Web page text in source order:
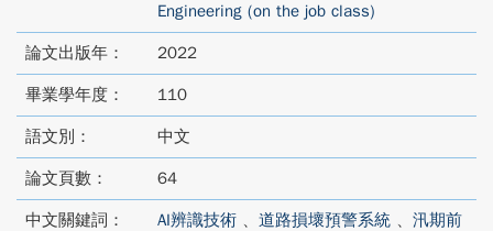
Engineering (on the job class)
論文出版年： 2022
畢業學年度： 110
語文別： 中文
論文頁數： 64
中文關鍵詞： AI辨識技術 、 道路損壞預警系統 、 汛期前